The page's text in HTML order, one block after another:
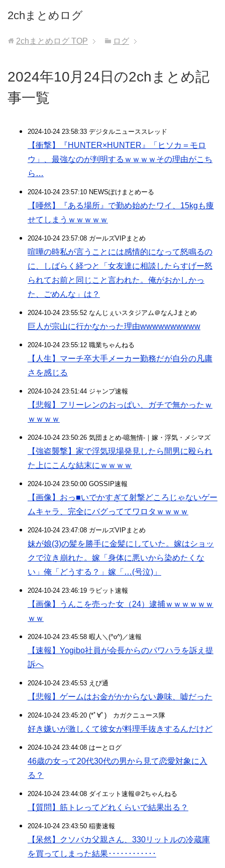
2chまとめログ
2chまとめログ TOP ログ
2024年10月24日の2chまとめ記
事一覧
2024-10-24 23:58:33 デジタルニューススレッド
【衝撃】『HUNTER×HUNTER』「ヒソカ＝モロ
ウ」、最強なのが判明するｗｗｗｗその理由がこち
ら…
2024-10-24 23:57:10 NEWSぽけまとめーる
【唖然】『ある場所』で勤め始めたワイ、15kgも痩
せてしまうｗｗｗｗｗ
2024-10-24 23:57:08 ガールズVIPまとめ
喧嘩の時私が言うことには感情的になって怒鳴るの
に、しばらく経つと「女友達に相談したらすげー怒
られてお前と同じこと言われた。俺がおかしかっ
た、ごめんな」は？
2024-10-24 23:55:52 なんじぇいスタジアム＠なんJまとめ
巨人が宗山に行かなかった理由wwwwwwwwww
2024-10-24 23:55:12 職業ちゃんねる
【人生】マーチ卒大手メーカー勤務だが自分の凡庸
さを感じる
2024-10-24 23:51:44 ジャンプ速報
【悲報】フリーレンのおっぱい、ガチで無かったｗ
ｗｗｗｗ
2024-10-24 23:50:26 気団まとめ-噫無情-｜嫁・浮気・メシマズ
【強盗襲撃】家で浮気現場発見したら間男に殴られ
た上にこんな結末にｗｗｗｗ
2024-10-24 23:50:00 GOSSIP速報
【画像】おっ■いでかすぎて射撃どころじゃないゲー
ムキャラ、完全にバグっててワロタｗｗｗｗ
2024-10-24 23:47:08 ガールズVIPまとめ
妹が娘(3)の髪を勝手に金髪にしていた。嫁はショッ
クで泣き崩れた。嫁「身体に悪いから染めたくな
い」俺「どうする？」嫁「…(号泣)」
2024-10-24 23:46:19 ラビット速報
【画像】うんこを売った女（24）逮捕ｗｗｗｗｗｗ
ｗｗ
2024-10-24 23:45:58 暇人＼(^o^)／速報
【速報】Yogibo社員が会長からのパワハラを訴え提
訴へ
2024-10-24 23:45:53 えび通
【悲報】ゲームはお金がかからない趣味、嘘だった
2024-10-24 23:45:20 (*ﾟ∀ﾟ)ゞカガクニュース隊
好き嫌いが激しくて彼女が料理手抜きするんだけど
2024-10-24 23:44:08 はーとログ
46歳の女って20代30代の男から見て恋愛対象に入
る？
2024-10-24 23:44:08 ダイエット速報＠2ちゃんねる
【質問】筋トレってどれくらいで結果出る？
2024-10-24 23:43:50 稲妻速報
【呆然】クソバカ父親さん、330リットルの冷蔵庫
を買ってしまった結果････････････